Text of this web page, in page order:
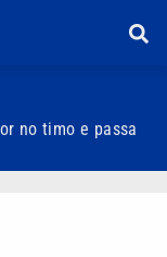
no timo e passa